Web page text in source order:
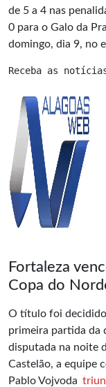
de 5 a 4 nas
0 para o Galo da
domingo, dia 9, no
Receba as
Fortaleza
Copa do
O título foi decidido
primeira partida da
disputada na noite
Castelão, a equipe
Pablo Vojvoda